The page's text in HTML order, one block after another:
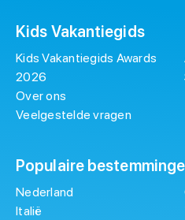
Kids Vakantiegids
Kids Vakantiegids Awards
2026
Over ons
Veelgestelde vragen
Populaire
Nederland
Italië